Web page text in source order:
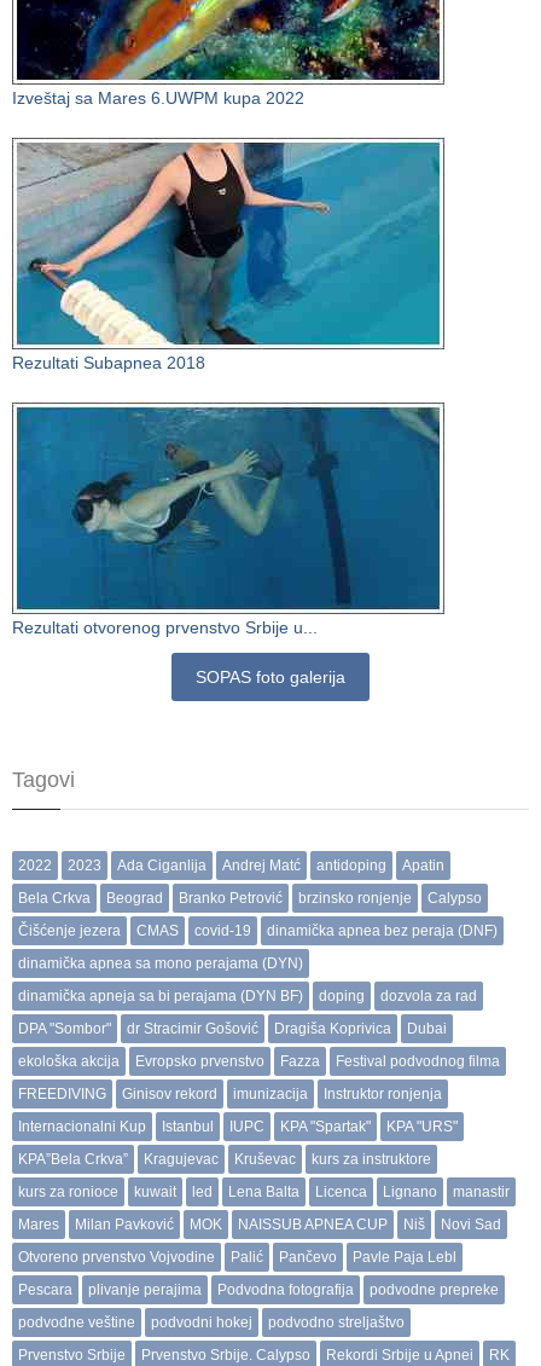
Izveštaj sa Mares 6.UWPM kupa 2022
Rezultati Subapnea 2018
Rezultati otvorenog prvenstvo Srbije u...
SOPAS foto galerija
Tagovi
2022 2023 Ada Ciganlija Andrej Matć antidoping
Apatin
Bela Crkva
Beograd Branko Petrović brzinsko ronjenje
Calypso
Čišćenje jezera
CMAS covid-19
dinamička apnea bez peraja (DNF)
dinamička apnea sa mono perajama (DYN)
dinamička apneja sa bi perajama (DYN BF)
doping
dozvola za rad
DPA "Sombor"
dr Stracimir Gošović Dragiša Koprivica
Dubai
ekološka akcija
Evropsko prvenstvo Fazza
Festival podvodnog filma
FREEDIVING
Ginisov rekord imunizacija
Instruktor ronjenja
Internacionalni Kup
Istanbul IUPC KPA "Spartak"
KPA "URS"
KPA”Bela Crkva”
Kragujevac Kruševac
kurs za instruktore
kurs za ronioce
kuwait led Lena Balta Licenca Lignano
manastir
Mares
Milan Pavković MOK NAISSUB APNEA CUP Niš
Novi Sad
Otvoreno prvenstvo Vojvodine
Palić Pančevo
Pavle Paja Lebl
Pescara
plivanje perajima Podvodna fotografija
podvodne prepreke
podvodne veštine
podvodni hokej
podvodno streljaštvo
Prvenstvo Srbije
Prvenstvo Srbije. Calypso Rekordi Srbije u Apnei
RK